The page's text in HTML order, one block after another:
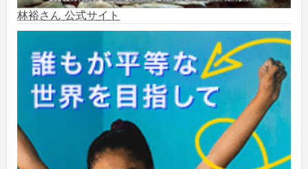
2024年6月 (6)
2024年5月 (4)
2024年2月 (1)
2023年8月 (1)
2023年5月 (2)
林裕さん 公式サイト